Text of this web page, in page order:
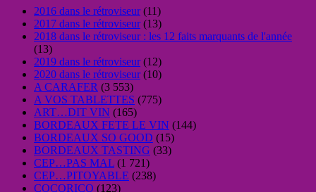
2016 dans le rétroviseur(11)
2017 dans le rétroviseur(13)
2018 dans le rétroviseur : les 12 faits marquants de l'année
(13)
2019 dans le rétroviseur(12)
2020 dans le rétroviseur(10)
A CARAFER (3 553)
A VOS TABLETTES (775)
ART…DIT VIN (165)
BORDEAUX FETE LE VIN (144)
BORDEAUX SO GOOD (15)
BORDEAUX TASTING (33)
CEP…PAS MAL (1 721)
CEP…PITOYABLE (238)
COCORICO (123)